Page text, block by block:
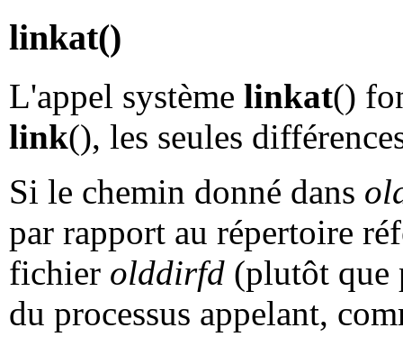
linkat()
L'appel système linkat()
link(), les seules
Si le chemin donné dans
par rapport au répertoire
fichier olddirfd (plutôt que
du processus appelant,